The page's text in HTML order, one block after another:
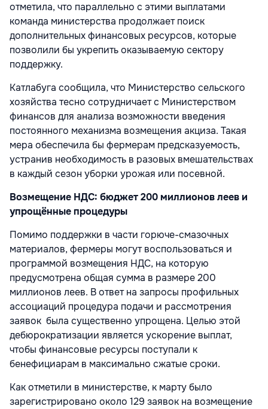
отметила, что параллельно с этими выплатами
команда министерства продолжает поиск
дополнительных финансовых ресурсов, которые
позволили бы укрепить оказываемую сектору
поддержку.
Катлабуга сообщила, что Министерство сельского
хозяйства тесно сотрудничает с Министерством
финансов для анализа возможности введения
постоянного механизма возмещения акциза. Такая
мера обеспечила бы фермерам предсказуемость,
устранив необходимость в разовых вмешательствах
в каждый сезон уборки урожая или посевной.
Возмещение НДС: бюджет 200 миллионов леев и
упрощённые процедуры
Помимо поддержки в части горюче-смазочных
материалов, фермеры могут воспользоваться и
программой возмещения НДС, на которую
предусмотрена общая сумма в размере 200
миллионов леев. В ответ на запросы профильных
ассоциаций процедура подачи и рассмотрения
заявок была существенно упрощена. Целью этой
дебюрократизации является ускорение выплат,
чтобы финансовые ресурсы поступали к
бенефициарам в максимально сжатые сроки.
Как отметили в министерстве, к марту было
зарегистрировано около 129 заявок на возмещение